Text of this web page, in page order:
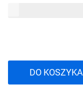
DO KOSZYKA